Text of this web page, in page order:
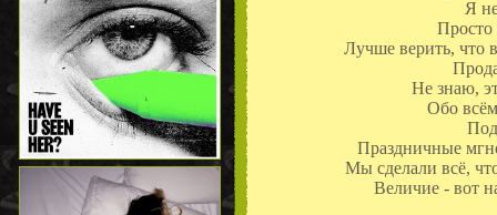
Я
Просто
Лучше верить, что
Не знаю,
Обо
Праздничные
Мы сделали всё,
Величие - вот